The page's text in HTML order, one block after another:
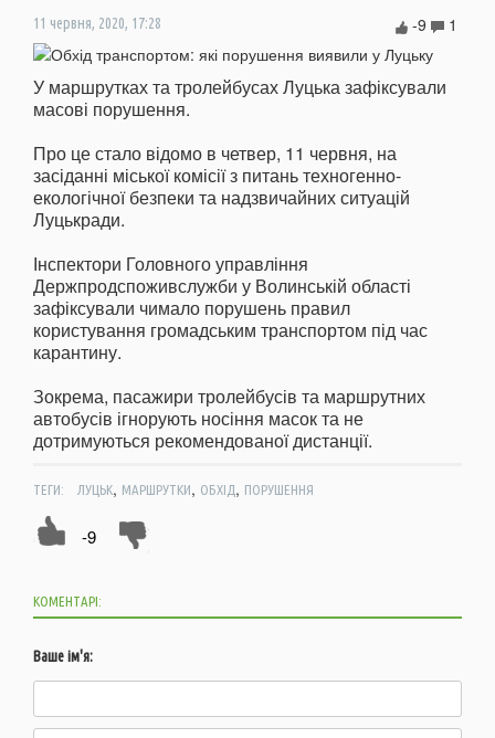
11 червня, 2020, 17:28 1
-9
У маршрутках та тролейбусах Луцька зафіксували
масові порушення.
Про це стало відомо в четвер, 11 червня, на
засіданні міської комісії з питань техногенно-
екологічної безпеки та надзвичайних ситуацій
Луцькради.
Інспектори Головного управління
Держпродспоживслужби у Волинській області
зафіксували чимало порушень правил
користування громадським транспортом під час
карантину.
Зокрема, пасажири тролейбусів та маршрутних
автобусів ігнорують носіння масок та не
дотримуються рекомендованої дистанції.
ТЕГИ: ЛУЦЬК, МАРШРУТКИ, ОБХІД, ПОРУШЕННЯ
-9
КОМЕНТАРІ:
Ваше ім'я: